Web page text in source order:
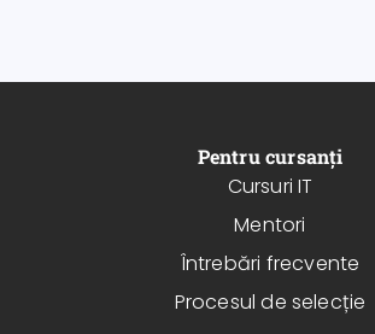
Pentru cursanți
Cursuri IT
Mentori
Întrebări frecvente
Procesul de selecție